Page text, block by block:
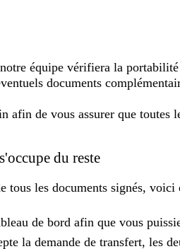
équipe vérifiera la
documents
afin de vous assurer que toutes
du reste
tous les documents signés, voici
de bord afin que vous
la demande de transfert, les